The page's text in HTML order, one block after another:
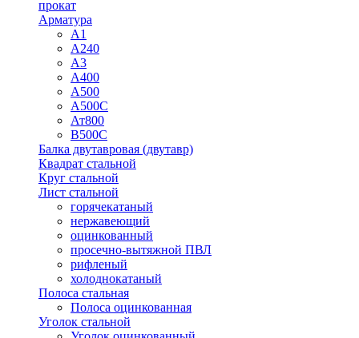
прокат
Арматура
А1
А240
А3
А400
А500
А500С
Ат800
В500С
Балка двутавровая (двутавр)
Квадрат стальной
Круг стальной
Лист стальной
горячекатаный
нержавеющий
оцинкованный
просечно-вытяжной ПВЛ
рифленый
холоднокатаный
Полоса стальная
Полоса оцинкованная
Уголок стальной